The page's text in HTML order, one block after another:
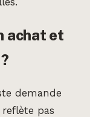
achat et
demande
pas